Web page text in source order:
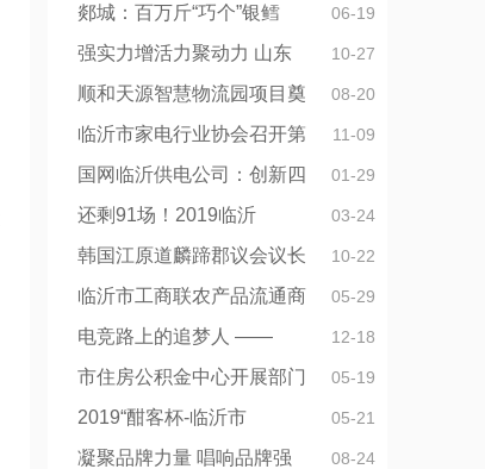
06-19
郯城：百万斤“巧个”银鳕
10-27
强实力增活力聚动力 山东
08-20
顺和天源智慧物流园项目奠
11-09
临沂市家电行业协会召开第
01-29
国网临沂供电公司：创新四
03-24
还剩91场！2019临沂
10-22
韩国江原道麟蹄郡议会议长
05-29
临沂市工商联农产品流通商
12-18
电竞路上的追梦人 ——
05-19
市住房公积金中心开展部门
05-21
2019“酣客杯-临沂市
08-24
凝聚品牌力量 唱响品牌强